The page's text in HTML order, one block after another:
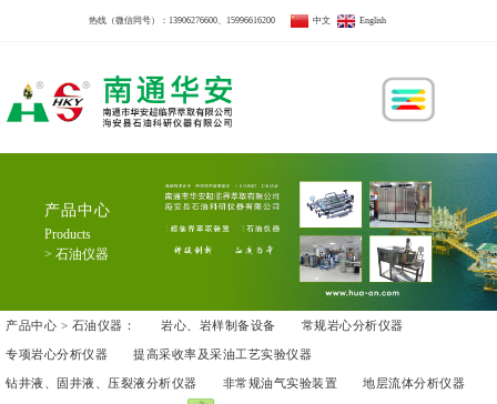
热线（微信同号）： 13906276600、 15996616200 中文 English
产品中心
Products
> 石油仪器
产品中心 > 石油仪器： 岩心、岩样制备设备 常规岩心分析仪器
专项岩心分析仪器 提高采收率及采油工艺实验仪器
钻井液、固井液、压裂液分析仪器 非常规油气实验装置 地层流体分析仪器